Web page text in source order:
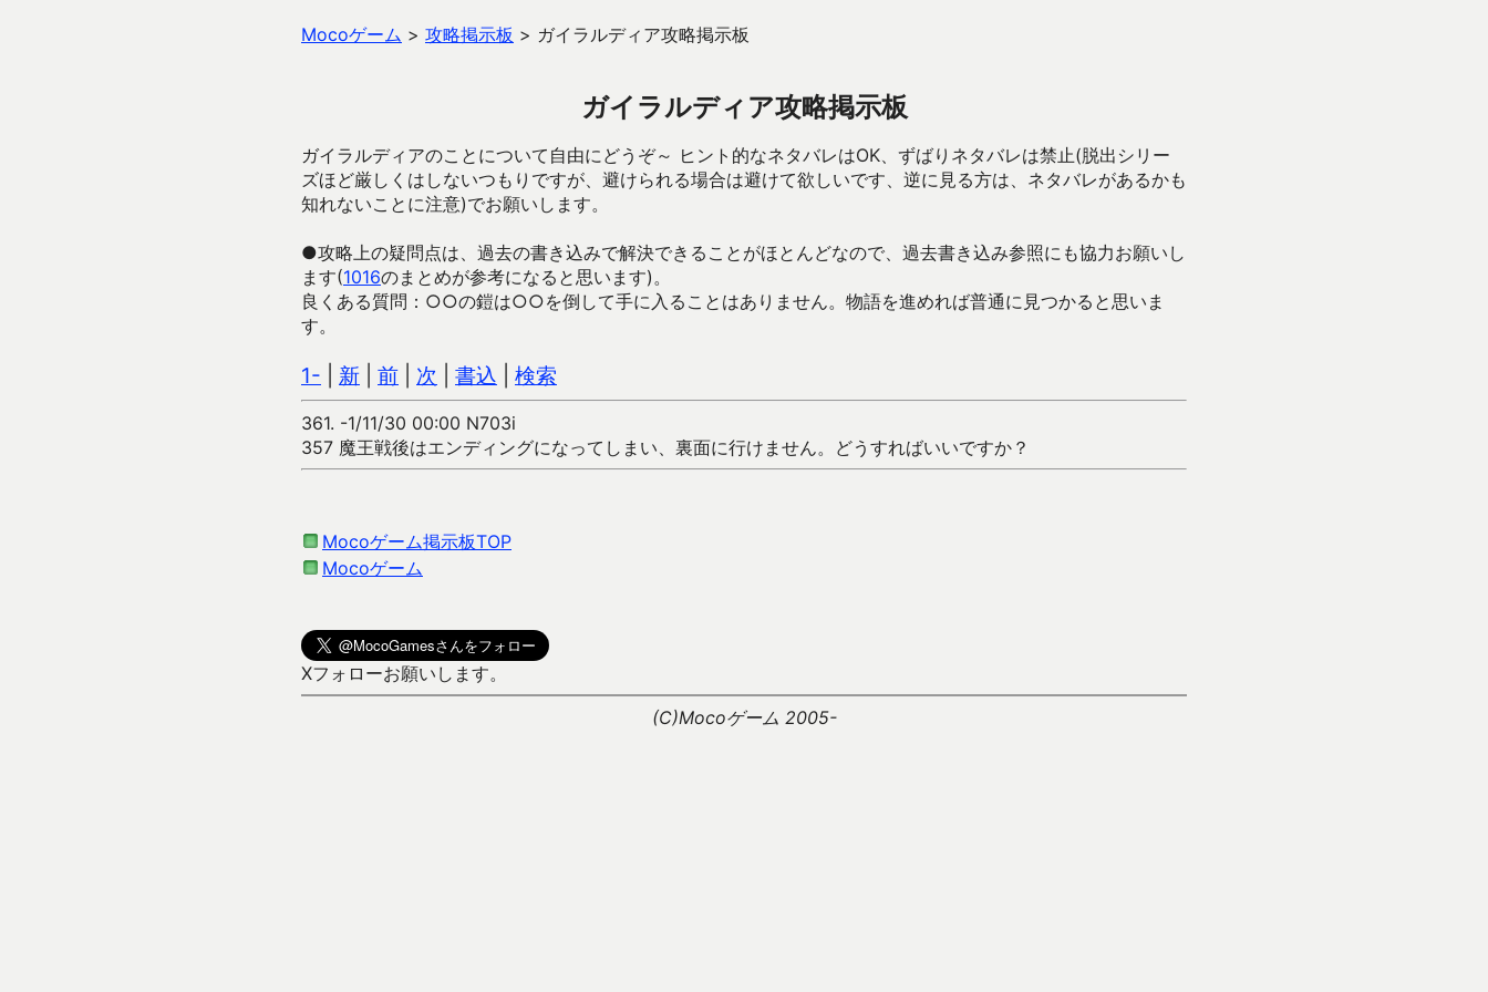
Mocoゲーム > 攻略掲示板 > ガイラルディア攻略掲示板
ガイラルディア攻略掲示板
ガイラルディアのことについて自由にどうぞ～ ヒント的なネタバレはOK、ずばりネタバレは禁止(脱出シリー
ズほど厳しくはしないつもりですが、避けられる場合は避けて欲しいです、逆に見る方は、ネタバレがあるかも
知れないことに注意)でお願いします。
●攻略上の疑問点は、過去の書き込みで解決できることがほとんどなので、過去書き込み参照にも協力お願いし
ます(1016のまとめが参考になると思います)。
良くある質問：○○の鎧は○○を倒して手に入ることはありません。物語を進めれば普通に見つかると思いま
す。
1- 新 前 次 書込 検索
361. -1/11/30 00:00 N703i
357 魔王戦後はエンディングになってしまい、裏面に行けません。どうすればいいですか？
Mocoゲーム掲示板TOP
Mocoゲーム
Xフォローお願いします。
(C)Mocoゲーム 2005-